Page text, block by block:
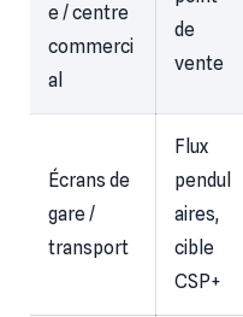
e / centre
commerci
al
de
vente
Écrans de
gare /
transport
Flux
pendul
aires,
cible
CSP+